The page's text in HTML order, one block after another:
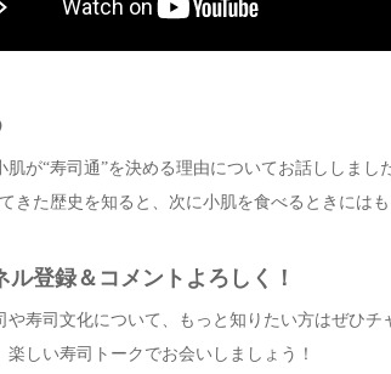
肌が“寿司通”を決める理由についてお話ししま
きた歴史を知ると、次に小肌を食べるときには
ル登録＆コメントよろしく！
や寿司文化について、もっと知りたい方はぜひチ
楽しい寿司トークでお会いしましょう！